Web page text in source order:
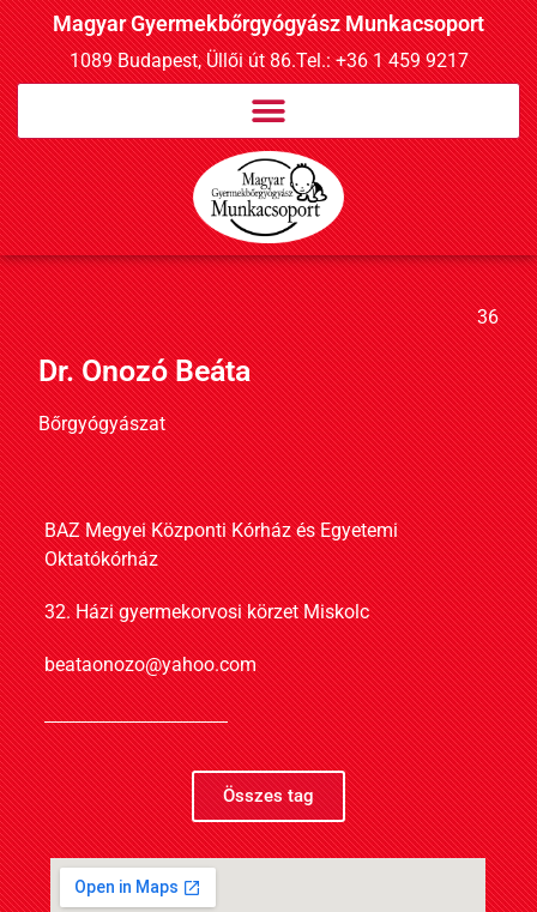
Magyar Gyermekbőrgyógyász Munkacsoport
1089 Budapest, Üllői út 86.Tel.: +36 1 459 9217
36
Dr. Onozó Beáta
Bőrgyógyászat
BAZ Megyei Központi Kórház és Egyetemi
Oktatókórház
32. Házi gyermekorvosi körzet Miskolc
beataonozo@yahoo.com
Összes tag